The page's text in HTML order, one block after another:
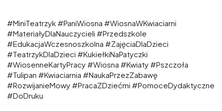
#MiniTeatrzyk #PaniWiosna #WiosnaWKwiaciarni
#MateriałyDlaNauczycieli #Przedszkole
#EdukacjaWczesnoszkolna #ZajęciaDlaDzieci
#TeatrzykDlaDzieci #KukiełkiNaPatyczki
#WiosenneKartyPracy #Wiosna #Kwiaty #Pszczoła
#Tulipan #Kwiaciarnia #NaukaPrzezZabawę
#RozwijanieMowy #PracaZDziećmi #PomoceDydaktyczne
#DoDruku